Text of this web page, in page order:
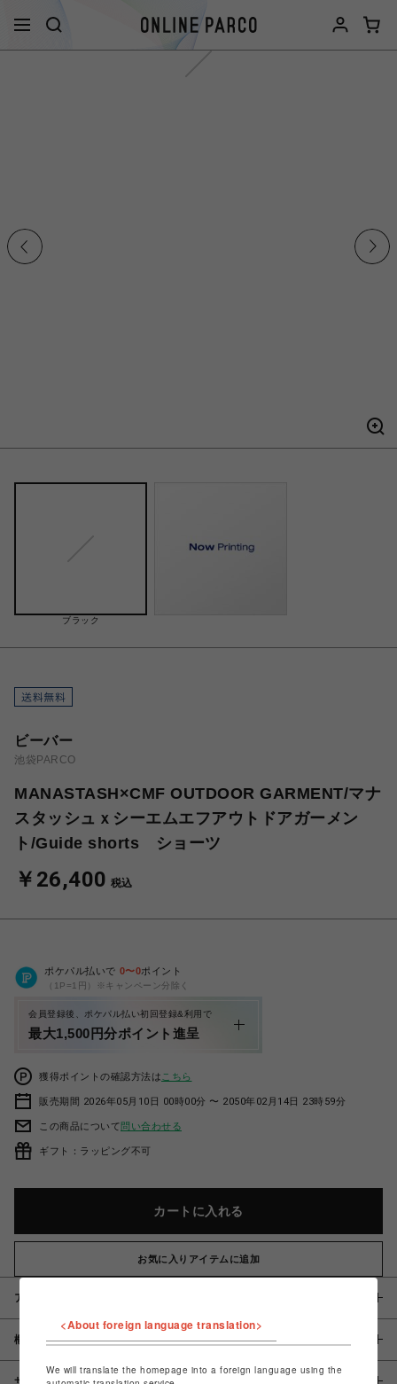
ブラック
ビーバー
池袋PARCO
MANASTASH×CMF OUTDOOR GARMENT/マナ
スタッシュｘシーエムエフアウトドアガーメン
ト/Guide shorts ショーツ
￥26,400 税込
ポケパル払いで 0〜0ポイント
（1P=1円）※キャンペーン分除く
会員登録後、ポケパル払い初回登録&利用で
最大1,500円分ポイント進呈
獲得ポイントの確認方法は こちら
販売期間 2026年05月10日 00時00分 〜 2050年02月14日 23時59分
この商品について問い合わせる
ギフト：ラッピング不可
カートに入れる
お気に入りアイテムに追加
アイテム説明 / 素材
概要
サイズ
<About foreign language translation>
We will translate the homepage into a foreign language using the